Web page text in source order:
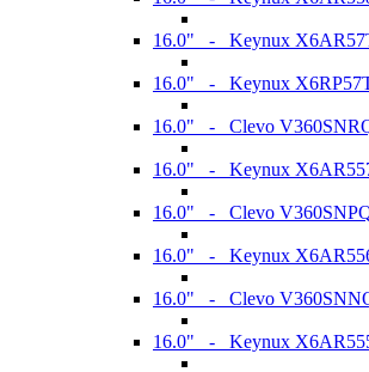
16.0" - Keynux
16.0" - Keynux
16.0" - Clevo
16.0" - Keynux
16.0" - Clevo
16.0" - Keynux
16.0" - Clevo
16.0" - Keynux